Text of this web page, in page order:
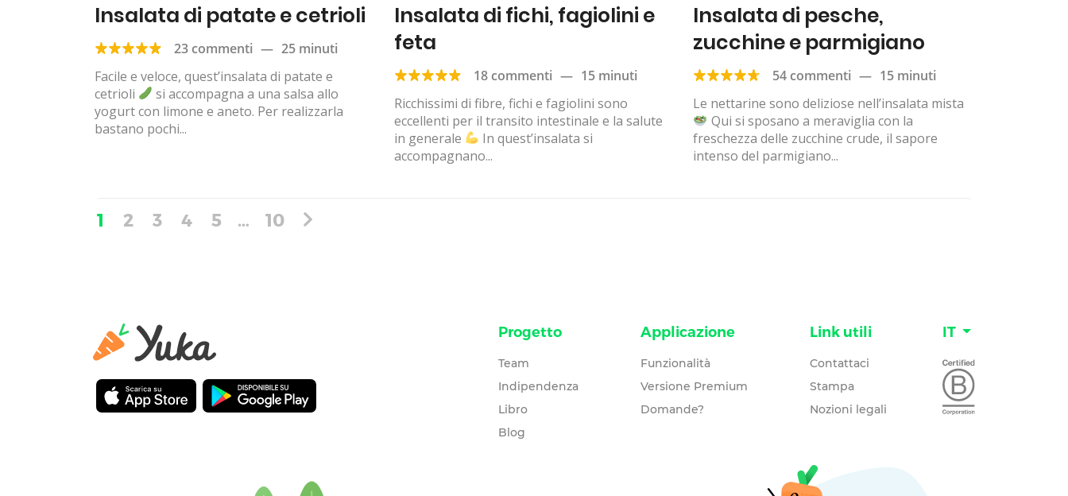
Insalata di patate e cetrioli
23 commenti — 25 minuti
Facile e veloce, quest’insalata di patate e
cetrioli
si accompagna a una salsa allo
yogurt con limone e aneto. Per realizzarla
bastano pochi...
Insalata di fichi, fagiolini e
feta
18 commenti — 15 minuti
Ricchissimi di fibre, fichi e fagiolini sono
eccellenti per il transito intestinale e la salute
in generale
In quest’insalata si
accompagnano...
Insalata di pesche,
zucchine e parmigiano
54 commenti — 15 minuti
Le nettarine sono deliziose nell’insalata mista
Qui si sposano a meraviglia con la
freschezza delle zucchine crude, il sapore
intenso del parmigiano...
1 2 3 4 5 … 10
Progetto
Team
Indipendenza
Libro
Blog
Applicazione
Funzionalità
Versione Premium
Domande?
Link utili
Contattaci
Stampa
Nozioni legali
IT